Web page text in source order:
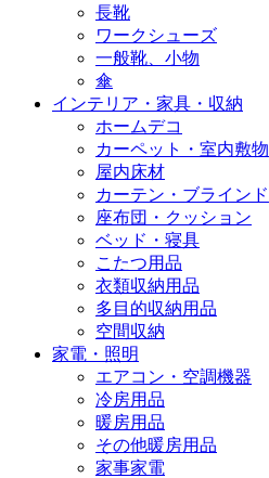
長靴
ワークシューズ
一般靴、小物
傘
インテリア・家具・収納
ホームデコ
カーペット・室内敷物
屋内床材
カーテン・ブラインド
座布団・クッション
ベッド・寝具
こたつ用品
衣類収納用品
多目的収納用品
空間収納
家電・照明
エアコン・空調機器
冷房用品
暖房用品
その他暖房用品
家事家電